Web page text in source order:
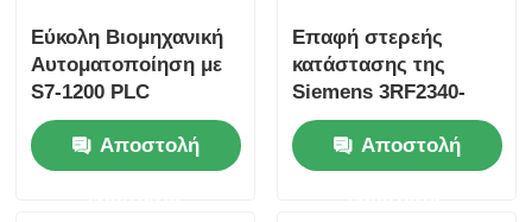
Η Yokogawa Stardom PLC
Hima Safety Plc
Εύκολη Βιομηχανική
Αυτοματοποίηση με
S7-1200 PLC
6ES7153-1AA03-0XB0
και 50 KB Μνήμη
Αποστολή
Επαφή στερεής
κατάστασης της
Siemens 3RF2340-
1AA45 SIRIUS
Αποστολή